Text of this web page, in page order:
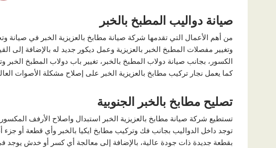
صيانة دواليب المطبخ بالخبر
من أهم الأعمال التي تقدمها شركة صيانة مطابخ بالعزيزية الخبر في صيانة
وتغيير مفصلات المطبخ الخبر بالعزيزية وعمل ديكور جديد له بالإضافة إلى
الكسور، بجانب صيانة دولاب المطبخ بالخبر، تغيير باب دولاب المطبخ الخبر
كما يعمل نجار تركيب مطابخ بالعزيزية الخبر على إصلاح مشكلة الأصوات
تصليح مطابخ بالخبر الجنوبية
تستطيع شركة صيانة مطابخ بالعزيزية الخبر استبدال واصلاح الأرفف
توجد داخل الدواليب بجانب فك وتركيب مطابخ ايكيا بالخبر وأي قطعة أو جزء
بقطعة جديدة ذات جودة عالية، بالإضافة إلى معالجة أي كسر أو خدش يوجد